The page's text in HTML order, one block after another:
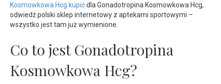
Kosmowkowa Hcg kupićdla Gonadotropina Kosmowkowa Hcg,
odwiedź polski sklep internetowy z aptekami sportowymi –
wszystko jest tam już wymienione.
Co to jest Gonadotropina
Kosmowkowa Hcg?